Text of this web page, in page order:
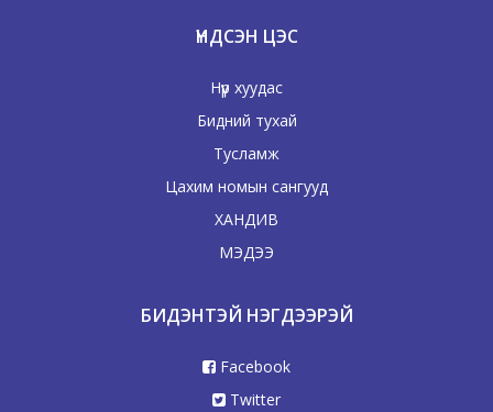
ҮНДСЭН ЦЭС
Нүүр хуудас
Бидний тухай
Тусламж
Цахим номын сангууд
ХАНДИВ
МЭДЭЭ
БИДЭНТЭЙ НЭГДЭЭРЭЙ
Facebook
Twitter